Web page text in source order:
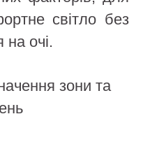
світло без
очі.
зони та